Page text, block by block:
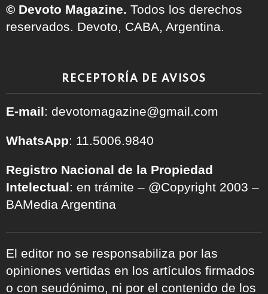
© Devoto Magazine. Todos los derechos
reservados. Devoto, CABA, Argentina.
RECEPTORÍA DE AVISOS
E-mail: devotomagazine@gmail.com
WhatsApp: 11.5006.9840
Registro Nacional de la Propiedad
Intelectual: en trámite – @Copyright 2003 –
BAMedia Argentina
El editor no se responsabiliza por las
opiniones vertidas en los artículos firmados
o con seudónimo, ni por el contenido de los